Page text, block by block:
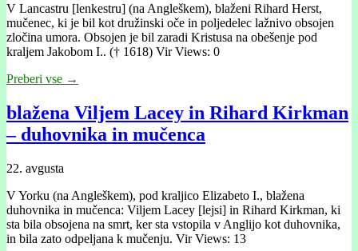
V Lancastru [lenkestru] (na Angleškem), blaženi Rihard Herst,
mučenec, ki je bil kot družinski oče in poljedelec lažnivo obsojen
zločina umora. Obsojen je bil zaradi Kristusa na obešenje pod
kraljem Jakobom I.. († 1618) Vir Views: 0
Preberi vse →
blažena Viljem Lacey in Rihard Kirkman
– duhovnika in mučenca
22. avgusta
V Yorku (na Angleškem), pod kraljico Elizabeto I., blažena
duhovnika in mučenca: Viljem Lacey [lejsi] in Rihard Kirkman, ki
sta bila obsojena na smrt, ker sta vstopila v Anglijo kot duhovnika,
in bila zato odpeljana k mučenju. Vir Views: 13